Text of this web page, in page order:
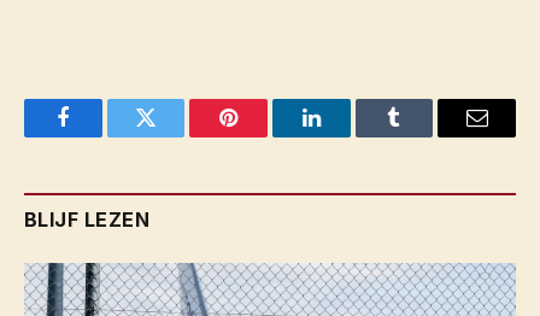
FacebookTwitter Pinterest LinkedInTumblr Email
BLIJF LEZEN